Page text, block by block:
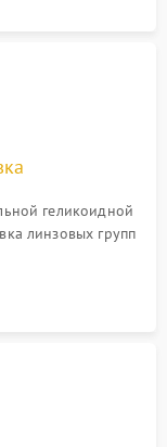
геликоидной
линзовых групп
для устранения